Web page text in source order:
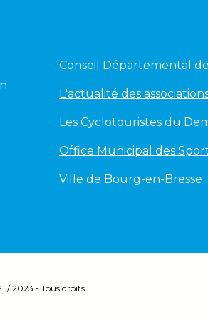
Conseil Départemental
L'actualité des
Les Cyclotouristes du
Office Municipal des
Ville de Bourg-en-Bresse
/ 2023 - Tous droits